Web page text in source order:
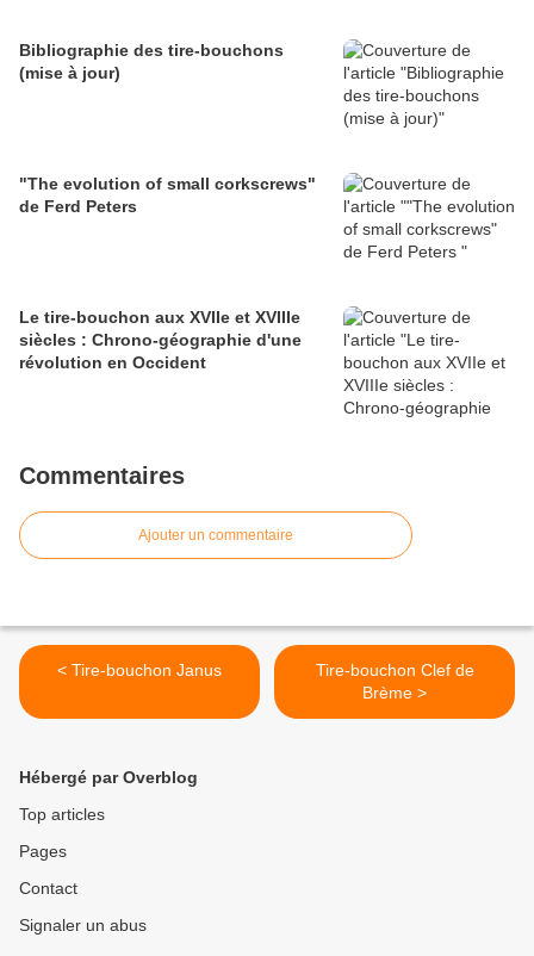
Bibliographie des tire-bouchons
(mise à jour)
"The evolution of small corkscrews"
de Ferd Peters
Le tire-bouchon aux XVIIe et XVIIIe
siècles : Chrono-géographie d'une
révolution en Occident
Commentaires
Ajouter un commentaire
< Tire-bouchon Janus
Tire-bouchon Clef de
Brème >
Hébergé par Overblog
Top articles
Pages
Contact
Signaler un abus